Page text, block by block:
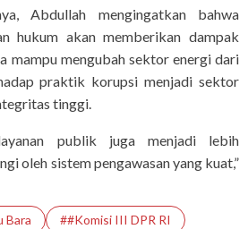
Abdullah mengingatkan bahwa
hukum akan memberikan dampak
mampu mengubah sektor energi dari
praktik korupsi menjadi sektor
tinggi.
publik juga menjadi lebih
oleh sistem pengawasan yang kuat,”
Bara
##Komisi III DPR RI